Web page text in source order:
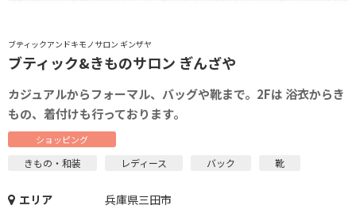
ブティックアンドキモノサロン ギンザヤ
ブティック&きものサロン ぎんざや
カジュアルからフォーマル、バッグや靴まで。2Fは 浴衣からき
もの、着付けも行っております。
ショッピング
きもの・和装 レディース バック 靴
エリア
兵庫県三田市